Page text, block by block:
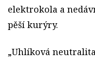
elektrokola a
pěší kurýry.
„Uhlíková